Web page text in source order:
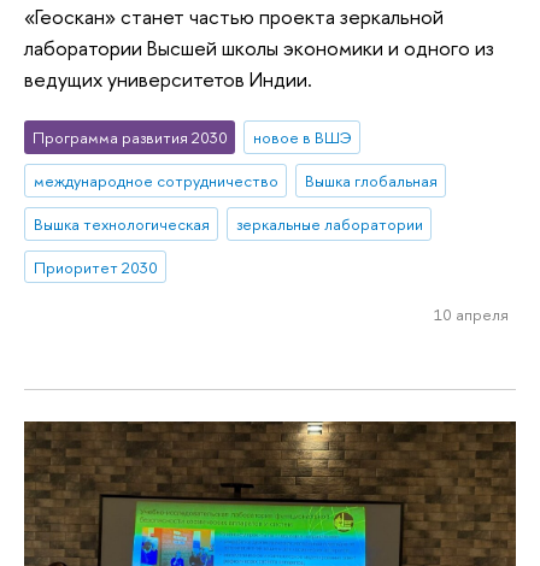
«Геоскан» станет частью проекта зеркальной
лаборатории Высшей школы экономики и одного из
ведущих университетов Индии.
Программа развития 2030
новое в ВШЭ
международное сотрудничество
Вышка глобальная
Вышка технологическая
зеркальные лаборатории
Приоритет 2030
10 апреля